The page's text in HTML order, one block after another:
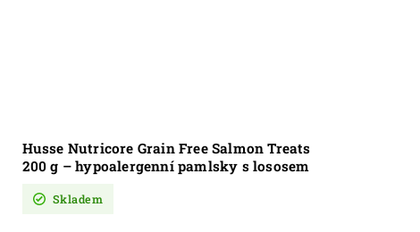
Husse Nutricore Grain Free Salmon Treats
200 g – hypoalergenní pamlsky s lososem
Skladem